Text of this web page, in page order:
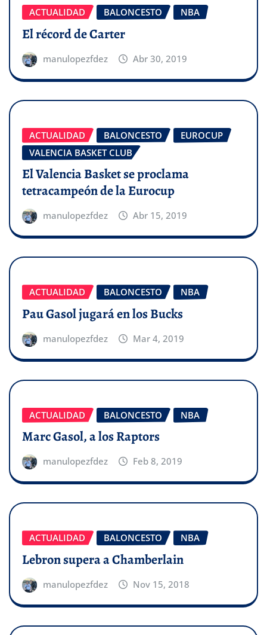
ACTUALIDAD BALONCESTO NBA
El récord de Carter
manulopezfdez Abr 30, 2019
ACTUALIDAD BALONCESTO
EUROCUP
VALENCIA BASKET CLUB
El Valencia Basket se proclama
tetracampeón de la Eurocup
manulopezfdez Abr 15, 2019
ACTUALIDAD BALONCESTO NBA
Pau Gasol jugará en los Bucks
manulopezfdez Mar 4, 2019
ACTUALIDAD BALONCESTO NBA
Marc Gasol, a los Raptors
manulopezfdez Feb 8, 2019
ACTUALIDAD BALONCESTO NBA
Lebron supera a Chamberlain
manulopezfdez Nov 15, 2018